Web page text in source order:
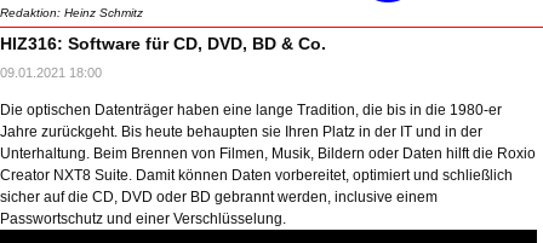
Redaktion: Heinz Schmitz
HIZ316: Software für CD, DVD, BD & Co.
09.01.2021 18:00
Die optischen Datenträger haben eine lange Tradition, die bis in die 1980-er
Jahre zurückgeht. Bis heute behaupten sie Ihren Platz in der IT und in der
Unterhaltung. Beim Brennen von Filmen, Musik, Bildern oder Daten hilft die Roxio
Creator NXT8 Suite. Damit können Daten vorbereitet, optimiert und schließlich
sicher auf die CD, DVD oder BD gebrannt werden, inclusive einem
Passwortschutz und einer Verschlüsselung.